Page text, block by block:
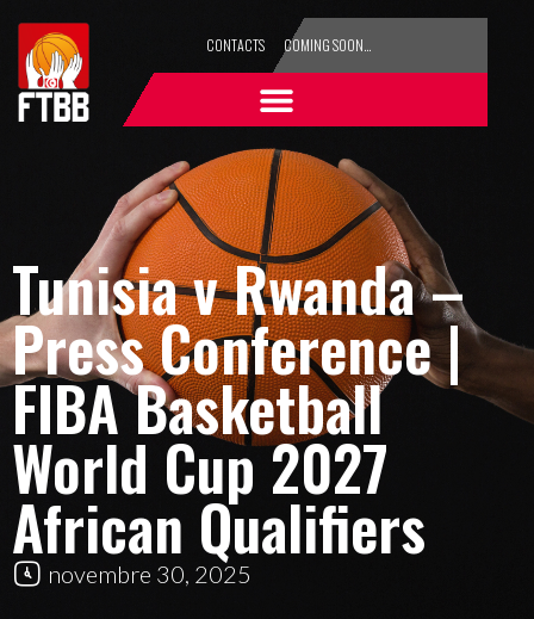
CONTACTS COMING SOON…
Tunisia v Rwanda –
Press Conference |
FIBA Basketball
World Cup 2027
African Qualifiers
novembre 30, 2025